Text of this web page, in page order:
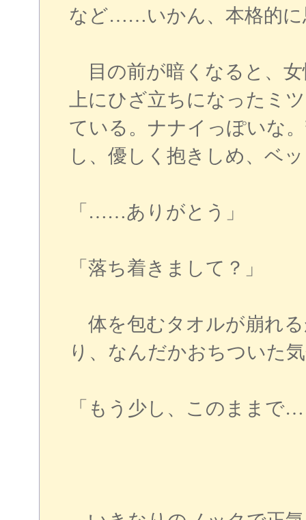
など……いかん、本格的に
目の前が暗くなると、
上にひざ立ちになったミ
ている。ナナイっぽいな
し、優しく抱きしめ、ベ
「……ありがとう」
「落ち着きまして？」
体を包むタオルが崩れ
り、なんだかおちついた
「もう少し、このまま